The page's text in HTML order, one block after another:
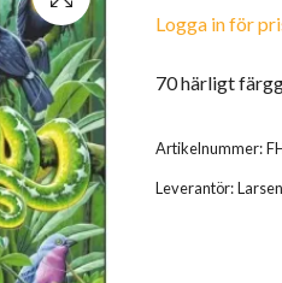
Logga in för
70 härligt
Artikelnummer:
Leverantör:Larsen